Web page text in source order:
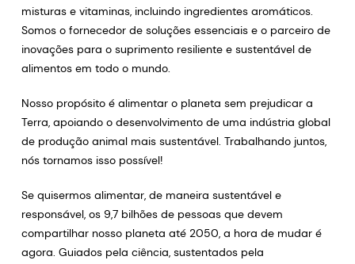
misturas e vitaminas, incluindo ingredientes aromáticos.
Somos o fornecedor de soluções essenciais e o parceiro de
inovações para o suprimento resiliente e sustentável de
alimentos em todo o mundo.
Nosso propósito é alimentar o planeta sem prejudicar a
Terra, apoiando o desenvolvimento de uma indústria global
de produção animal mais sustentável. Trabalhando juntos,
nós tornamos isso possível!
Se quisermos alimentar, de maneira sustentável e
responsável, os 9,7 bilhões de pessoas que devem
compartilhar nosso planeta até 2050, a hora de mudar é
agora. Guiados pela ciência, sustentados pela